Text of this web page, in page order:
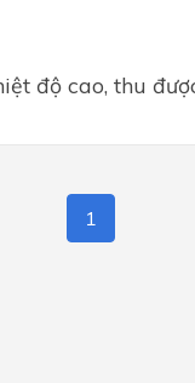
độ cao, thu
1